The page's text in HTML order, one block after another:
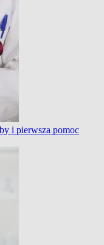
i pierwsza pomoc